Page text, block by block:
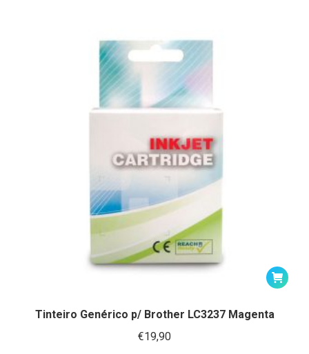
Tinteiro Genérico p/ Brother LC3237 Magenta
€19,90